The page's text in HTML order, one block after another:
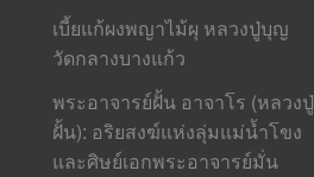
เบี้ยแก้ผงพญาไม้ผุ หลวงปู่บุญ
วัดกลางบางแก้ว
พระอาจารย์ฝั้น อาจาโร (หลวงปู่
ฝั้น): อริยสงฆ์แห่งลุ่มแม่น้ำโขง
และศิษย์เอกพระอาจารย์มั่น